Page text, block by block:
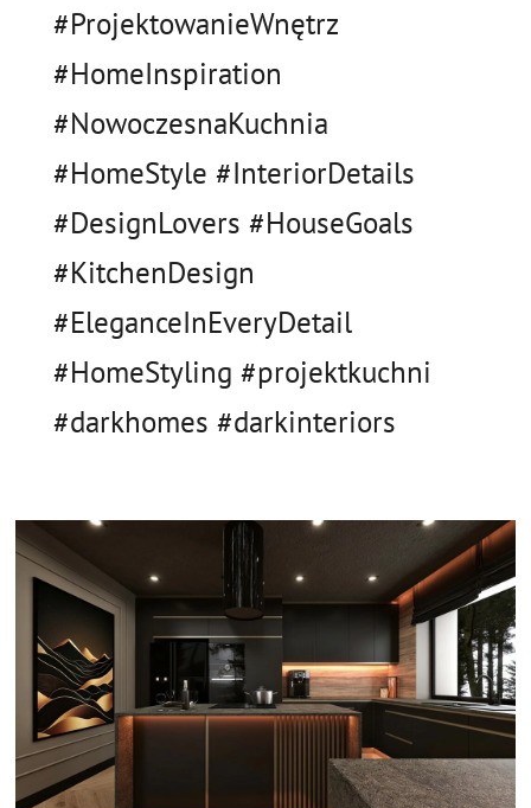
#ProjektowanieWnętrz
#HomeInspiration
#NowoczesnaKuchnia
#HomeStyle #InteriorDetails
#DesignLovers #HouseGoals
#KitchenDesign
#EleganceInEveryDetail
#HomeStyling #projektkuchni
#darkhomes #darkinteriors